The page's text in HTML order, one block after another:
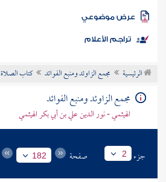
الكتب
موضوعي
تراجم الأعلام
الرئيسية مجمع الزاوئد ومنبع الفوائد كتاب الصلاة
مجمع الزاوئد ومنبع الفوائد
الهيثمي - نور الدين علي بن أبي بكر الهيثمي
جزء 2 صفحة 182